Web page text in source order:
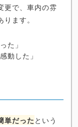
更で、車内の雰
ます。
た」
動した」
単だった という